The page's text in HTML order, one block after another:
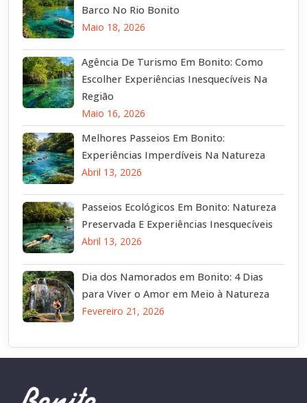
Barco No Rio Bonito
Maio 18, 2026
Agência De Turismo Em Bonito: Como
Escolher Experiências Inesquecíveis Na
Região
Maio 16, 2026
Melhores Passeios Em Bonito:
Experiências Imperdíveis Na Natureza
Abril 13, 2026
Passeios Ecológicos Em Bonito: Natureza
Preservada E Experiências Inesquecíveis
Abril 13, 2026
Dia dos Namorados em Bonito: 4 Dias
para Viver o Amor em Meio à Natureza
Fevereiro 21, 2026